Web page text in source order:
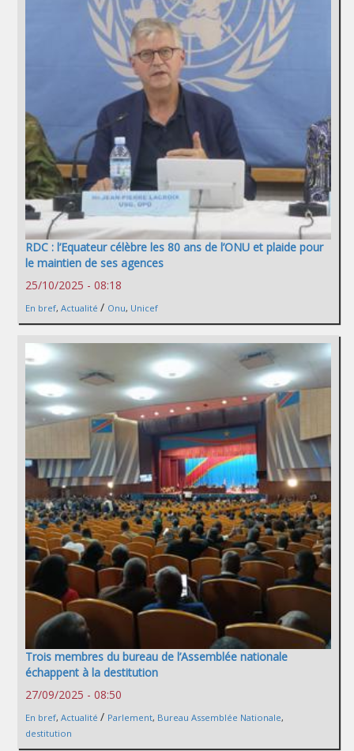
RDC : l’Equateur célèbre les 80 ans de l’ONU et plaide pour
le maintien de ses agences
25/10/2025 - 08:18
En bref, Actualité / Onu, Unicef
Trois membres du bureau de l’Assemblée nationale
échappent à la destitution
27/09/2025 - 08:50
En bref, Actualité / Parlement, Bureau Assemblée Nationale,
destitution